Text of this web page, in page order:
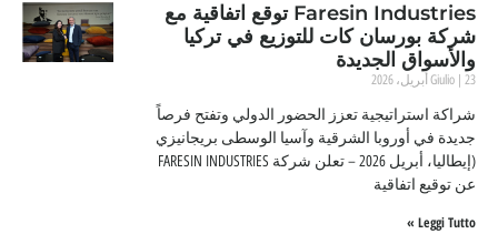
Faresin Industries توقع اتفاقية مع
شركة بورسان كات للتوزيع في تركيا
والأسواق الجديدة
Giulio 23 أبريل، 2026
شراكة استراتيجية تعزز الحضور الدولي وتفتح فرصاً
جديدة في أوروبا الشرقية وآسيا الوسطى بريجانيزي
(إيطاليا، أبريل 2026 – تعلن شركة FARESIN INDUSTRIES
عن توقيع اتفاقية
Leggi Tutto »